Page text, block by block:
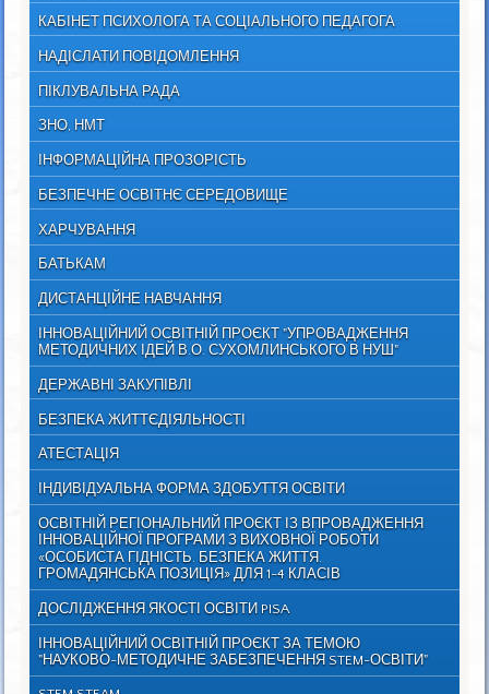
КАБІНЕТ ПСИХОЛОГА ТА СОЦІАЛЬНОГО ПЕДАГОГА
НАДІСЛАТИ ПОВІДОМЛЕННЯ
ПІКЛУВАЛЬНА РАДА
ЗНО, НМТ
ІНФОРМАЦІЙНА ПРОЗОРІСТЬ
БЕЗПЕЧНЕ ОСВІТНЄ СЕРЕДОВИЩЕ
ХАРЧУВАННЯ
БАТЬКАМ
ДИСТАНЦІЙНЕ НАВЧАННЯ
ІННОВАЦІЙНИЙ ОСВІТНІЙ ПРОЄКТ "УПРОВАДЖЕННЯ
МЕТОДИЧНИХ ІДЕЙ В.О. СУХОМЛИНСЬКОГО В НУШ"
ДЕРЖАВНІ ЗАКУПІВЛІ
БЕЗПЕКА ЖИТТЄДІЯЛЬНОСТІ
АТЕСТАЦІЯ
ІНДИВІДУАЛЬНА ФОРМА ЗДОБУТТЯ ОСВІТИ
ОСВІТНІЙ РЕГІОНАЛЬНИЙ ПРОЄКТ ІЗ ВПРОВАДЖЕННЯ
ІННОВАЦІЙНОЇ ПРОГРАМИ З ВИХОВНОЇ РОБОТИ
«ОСОБИСТА ГІДНІСТЬ. БЕЗПЕКА ЖИТТЯ.
ГРОМАДЯНСЬКА ПОЗИЦІЯ» ДЛЯ 1-4 КЛАСІВ
ДОСЛІДЖЕННЯ ЯКОСТІ ОСВІТИ PISA
ІННОВАЦІЙНИЙ ОСВІТНІЙ ПРОЄКТ ЗА ТЕМОЮ
"НАУКОВО-МЕТОДИЧНЕ ЗАБЕЗПЕЧЕННЯ STEM-ОСВІТИ"